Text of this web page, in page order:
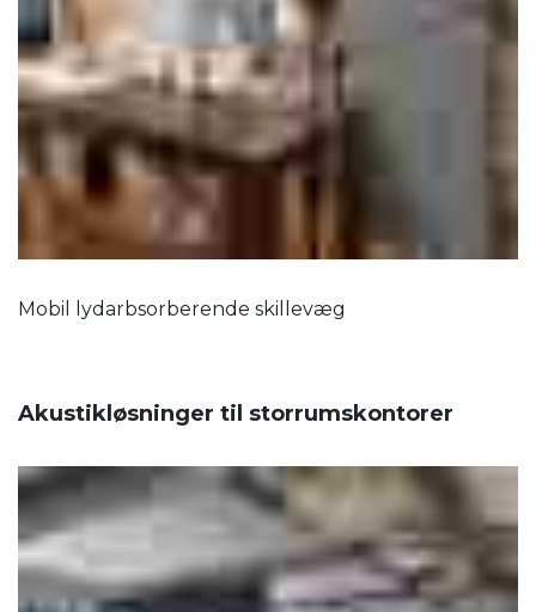
Mobil lydarbsorberende skillevæg
Akustikløsninger til storrumskontorer